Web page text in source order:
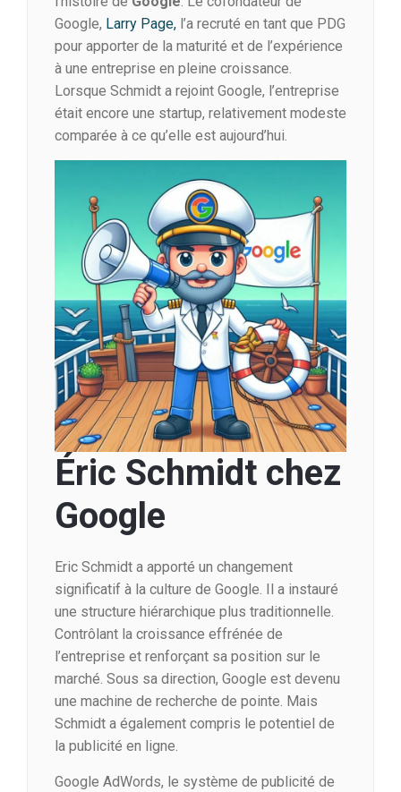
Google, Larry Page, l’a recruté en tant que PDG
pour apporter de la maturité et de l’expérience
à une entreprise en pleine croissance.
Lorsque Schmidt a rejoint Google, l’entreprise
était encore une startup, relativement modeste
comparée à ce qu’elle est aujourd’hui.
Éric Schmidt chez
Google
Eric Schmidt a apporté un changement
significatif à la culture de Google. Il a instauré
une structure hiérarchique plus traditionnelle.
Contrôlant la croissance effrénée de
l’entreprise et renforçant sa position sur le
marché. Sous sa direction, Google est devenu
une machine de recherche de pointe. Mais
Schmidt a également compris le potentiel de
la publicité en ligne.
Google AdWords, le système de publicité de